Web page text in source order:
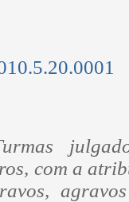
com a